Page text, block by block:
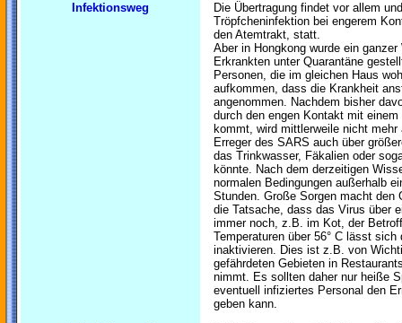
Infektionsweg
Die Übertragung findet vor allem
Tröpfcheninfektion bei engerem
den Atemtrakt, statt.
Aber in Hongkong wurde ein
Erkrankten unter Quarantäne
Personen, die im gleichen Haus
aufkommen, dass die Krankheit
angenommen. Nachdem bisher
durch den engen Kontakt mit
kommt, wird mittlerweile nicht
Erreger des SARS auch über
das Trinkwasser, Fäkalien oder
könnte. Nach dem derzeitigen
normalen Bedingungen außerhalb
Stunden. Große Sorgen macht den
die Tatsache, dass das Virus über
immer noch, z.B. im Kot, der
Temperaturen über 56° C lässt
inaktivieren. Dies ist z.B. von
gefährdeten Gebieten in
nimmt. Es sollten daher nur heiße
eventuell infiziertes Personal den
geben kann.